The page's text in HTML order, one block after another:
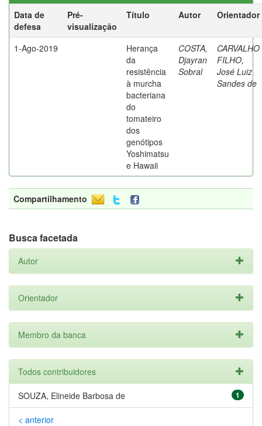
Data de
defesa
Pré-
visualização
Título Autor Orientador
1-Ago-2019
Herança
da
resistência
à murcha
bacteriana
do
tomateiro
dos
genótipos
Yoshimatsu
e Hawaii
COSTA,
Djayran
Sobral
CARVALHO
FILHO,
José Luiz
Sandes de
Compartilhamento
Busca facetada
Autor
Orientador
Membro da banca
Todos contribuidores
1
SOUZA, Elineide Barbosa de
< anterior